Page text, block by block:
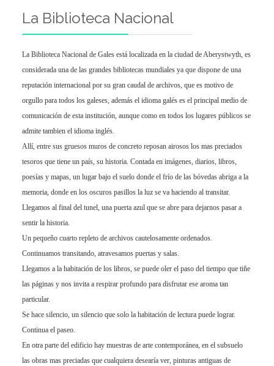
La Biblioteca Nacional
La Biblioteca Nacional de Gales está localizada en la ciudad de Aberystwyth, es
considerada una de las grandes bibliotecas mundiales ya que dispone de una
reputación internacional por su gran caudal de archivos, que es motivo de
orgullo para todos los galeses, además el idioma galés es el principal medio de
comunicación de esta institución, aunque como en todos los lugares públicos se
admite tambien el idioma inglés.
Allí, entre sus gruesos muros de concreto reposan airosos los mas preciados
tesoros que tiene un país, su historia. Contada en imágenes, diarios, libros,
poesías y mapas, un lugar bajo el suelo donde el frío de las bóvedas abriga a la
memoria, donde en los oscuros pasillos la luz se va haciendo al transitar.
Llegamos al final del tunel, una puerta azul que se abre para dejarnos pasar a
sentir la historia.
Un pequeño cuarto repleto de archivos cautelosamente ordenados.
Continuamos transitando, atravesamos puertas y salas.
Llegamos a la habitación de los libros, se puede oler el paso del tiempo que tiñe
las páginas y nos invita a respirar profundo para disfrutar ese aroma tan
particular.
Se hace silencio, un silencio que solo la habitación de lectura puede lograr.
Continua el paseo.
En otra parte del edificio hay muestras de arte contemporánea, en el subsuelo
las obras mas preciadas que cualquiera desearía ver, pinturas antiguas de